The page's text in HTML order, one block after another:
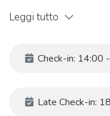
confortevole zona
Dotato di ogni comfort,
in 10 minuti.
Leggi tutto
Check-in: 14:00
Late Check-in: